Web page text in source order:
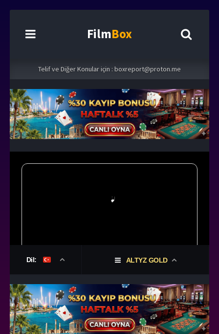
FilmBox
Telif ve Diğer Konular için : boxreport@proton.me
Dil: ALTYZ GOLD